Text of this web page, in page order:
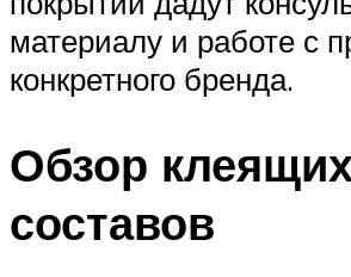
материалу и работе с
конкретного бренда.
Обзор
составов